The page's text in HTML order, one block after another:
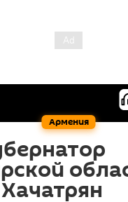
Армения